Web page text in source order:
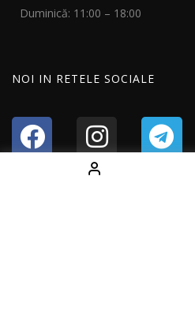
Duminică: 11:00 – 18:00
NOI IN RETELE SOCIALE